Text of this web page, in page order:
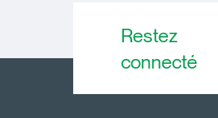
Restez
connecté